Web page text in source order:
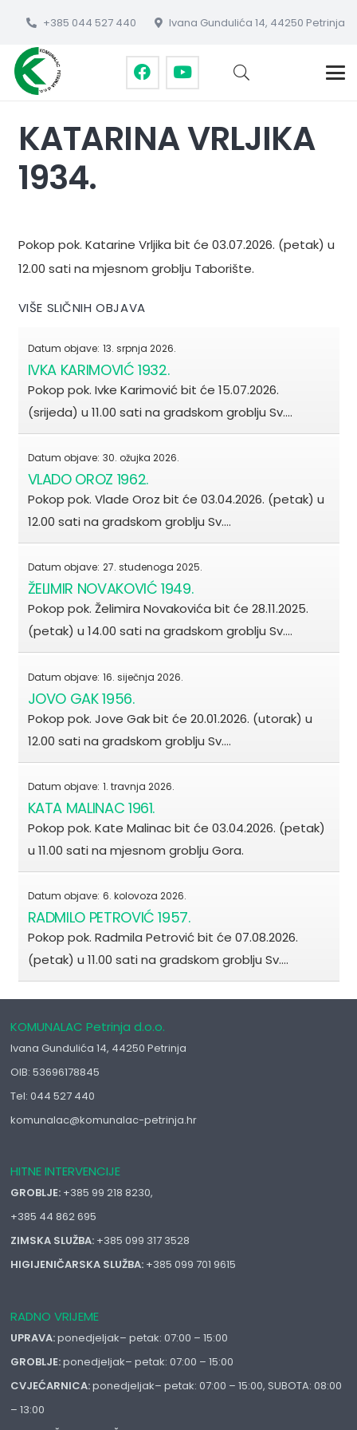
+385 044 527 440 Ivana Gundulića 14, 44250 Petrinja
KATARINA VRLJIKA
1934.
Pokop pok. Katarine Vrljika bit će 03.07.2026. (petak) u
12.00 sati na mjesnom groblju Taborište.
VIŠE SLIČNIH OBJAVA
Datum objave: 13. srpnja 2026.
IVKA KARIMOVIĆ 1932.
Pokop pok. Ivke Karimović bit će 15.07.2026.
(srijeda) u 11.00 sati na gradskom groblju Sv.…
Datum objave: 30. ožujka 2026.
VLADO OROZ 1962.
Pokop pok. Vlade Oroz bit će 03.04.2026. (petak) u
12.00 sati na gradskom groblju Sv.…
Datum objave: 27. studenoga 2025.
ŽELIMIR NOVAKOVIĆ 1949.
Pokop pok. Želimira Novakovića bit će 28.11.2025.
(petak) u 14.00 sati na gradskom groblju Sv.…
Datum objave: 16. siječnja 2026.
JOVO GAK 1956.
Pokop pok. Jove Gak bit će 20.01.2026. (utorak) u
12.00 sati na gradskom groblju Sv.…
Datum objave: 1. travnja 2026.
KATA MALINAC 1961.
Pokop pok. Kate Malinac bit će 03.04.2026. (petak)
u 11.00 sati na mjesnom groblju Gora.
Datum objave: 6. kolovoza 2026.
RADMILO PETROVIĆ 1957.
Pokop pok. Radmila Petrović bit će 07.08.2026.
(petak) u 11.00 sati na gradskom groblju Sv.…
KOMUNALAC Petrinja d.o.o.
Ivana Gundulića 14, 44250 Petrinja
OIB: 53696178845
Tel: 044 527 440
komunalac@komunalac-petrinja.hr
HITNE INTERVENCIJE
GROBLJE: +385 99 218 8230,
+385 44 862 695
ZIMSKA SLUŽBA: +385 099 317 3528
HIGIJENIČARSKA SLUŽBA: +385 099 701 9615
RADNO VRIJEME
UPRAVA:ponedjeljak– petak: 07:00 – 15:00
GROBLJE:ponedjeljak– petak: 07:00 – 15:00
CVJEĆARNICA:ponedjeljak– petak: 07:00 – 15:00, SUBOTA: 08:00
– 13:00